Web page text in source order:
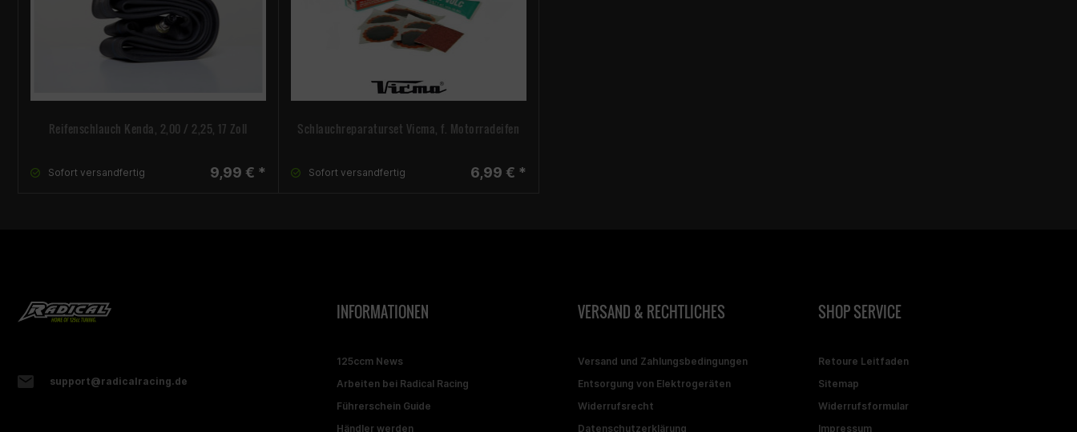
Reifenschlauch Kenda, 2,00 / 2,25, 17 Zoll
Sofort versandfertig 9,99 € *
Schlauchreparaturset Vicma, f. Motorradeifen
Sofort versandfertig 6,99 € *
support@radicalracing.de
INFORMATIONEN
125ccm News
Arbeiten bei Radical Racing
Führerschein Guide
Händler werden
VERSAND & RECHTLICHES
Versand und Zahlungsbedingungen
Entsorgung von Elektrogeräten
Widerrufsrecht
Datenschutzerklärung
SHOP SERVICE
Retoure Leitfaden
Sitemap
Widerrufsformular
Impressum